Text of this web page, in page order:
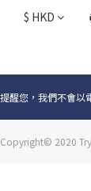
$ HKD
提醒您，我們不會以
Copyright© 2020